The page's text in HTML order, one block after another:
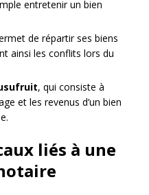
entretenir un bien
de répartir ses biens
ainsi les conflits lors du
, qui consiste à
et les revenus d’un bien
liés à une